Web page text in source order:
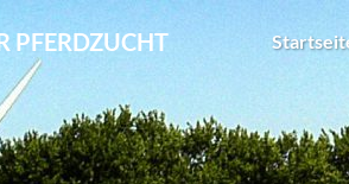
PFERDZUCHT